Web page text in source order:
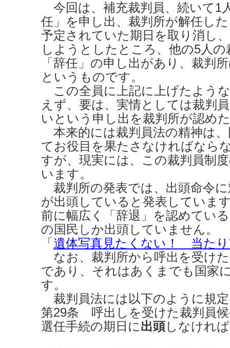
今回は、補充裁判員、続いて1
任」を申し出、裁判所が解任し
予定されていた期日を取り消し
しようとしたところ、他の5人
「辞任」の申し出があり、裁判
というものです。
この全員に上記に上げたよう
えず、要は、実情としては裁判
いという申し出を裁判所が認め
本来的には裁判員法の精神は
てお役目を果たさなければなら
すが、現実には、この裁判員制
います。
裁判所の発表では、出頭命令
が出頭していると発表していま
前に幅広く「辞退」を認めてい
の国民しか出頭していません。
「 遺体写真見たくない！ 当た
なお、裁判所から呼出を受け
であり、それはあくまでも国家
す。
裁判員法には以下のように規
第29条 呼出しを受けた裁判員
選任手続の期日に出頭しなけれ